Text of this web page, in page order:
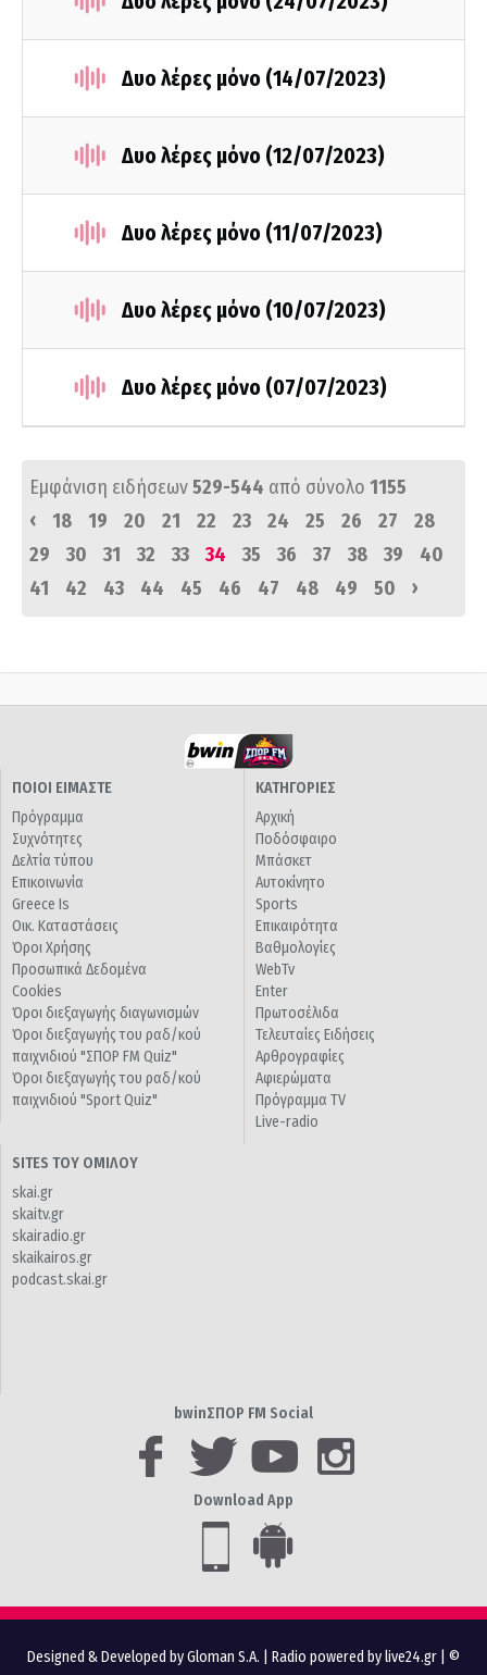
Δυο λέρες μόνο (14/07/2023)
Δυο λέρες μόνο (12/07/2023)
Δυο λέρες μόνο (11/07/2023)
Δυο λέρες μόνο (10/07/2023)
Δυο λέρες μόνο (07/07/2023)
Εμφάνιση ειδήσεων529-544 από σύνολο 1155
‹
18 19 20 21 22 23 24 25 26 27
28
29
30 31 32 33 34 35 36 37 38 39
40
41
42 43 44 45 46 47 48 49 50 ›
ΠΟΙΟΙ ΕΙΜΑΣΤΕ
Πρόγραμμα
Συχνότητες
Δελτία τύπου
Επικοινωνία
Greece Is
Οικ. Καταστάσεις
Όροι Χρήσης
Προσωπικά Δεδομένα
Cookies
Όροι διεξαγωγής διαγωνισμών
Όροι διεξαγωγής του ραδ/κού
παιχνιδιού "ΣΠΟΡ FM Quiz"
Όροι διεξαγωγής του ραδ/κού
παιχνιδιού "Sport Quiz"
ΚΑΤΗΓΟΡΙΕΣ
Αρχική
Ποδόσφαιρο
Μπάσκετ
Αυτοκίνητο
Sports
Επικαιρότητα
Βαθμολογίες
WebTv
Enter
Πρωτοσέλιδα
Τελευταίες Ειδήσεις
Αρθρογραφίες
Αφιερώματα
Πρόγραμμα TV
Live-radio
SITES ΤΟΥ ΟΜΙΛΟΥ
skai.gr
skaitv.gr
skairadio.gr
skaikairos.gr
podcast.skai.gr
bwinΣΠΟΡ FM Social
Download App
Designed & Developed by Gloman S.A. Radio powered by live24.gr | ©